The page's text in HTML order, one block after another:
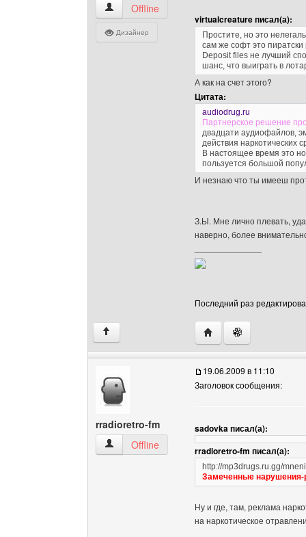
sadovka Посмотреть профиль
Offline
Дизайнер
virtualcreature писал(а):
Простите, но это
сам же софт это
Deposit files не лучший
шанс, что выиграть в
А как на счет этого?
Цитата:
audiodrug.ru
Партнерское решение
двадцати аудиофайлов,
действия наркотических
В настоящее время это
пользуется большой
И незнаю что ты имееш
З.Ы. Мне лично плевать,
наверно, более
Последний раз
↑ Посетить сайт
rradioretro-fm
rradioretro-fm Посмотреть профиль
Offline
19.06.2009 в 11:10
Заголовок сообщения:
sadovka писал(а):
rradioretro-fm писал(а):
http://mp3drugs.ru.gg/
Замеченные нарушения-
Ну и где, там, реклама
на наркотическое